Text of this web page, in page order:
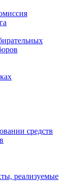
средств
реализуемые